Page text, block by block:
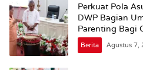
Perkuat Pola
DWP Bagian
Parenting Bagi
Berita Agustus 7,